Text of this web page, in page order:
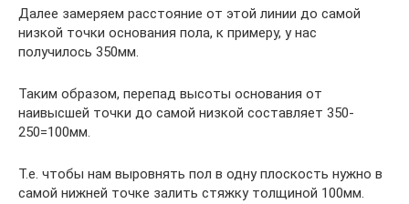
Далее замеряем расстояние от этой линии до самой
низкой точки основания пола, к примеру, у нас
получилось 350мм.
Таким образом, перепад высоты основания от
наивысшей точки до самой низкой составляет 350-
250=100мм.
Т.е. чтобы нам выровнять пол в одну плоскость нужно в
самой нижней точке залить стяжку толщиной 100мм.